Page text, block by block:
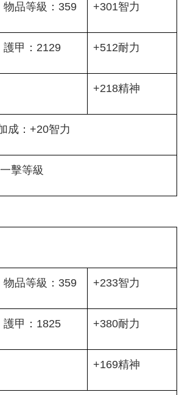
物品等級：359 +301智力
護甲：2129 +512耐力
+218精神
成：+20智力
擊等級
物品等級：359 +233智力
護甲：1825 +380耐力
+169精神